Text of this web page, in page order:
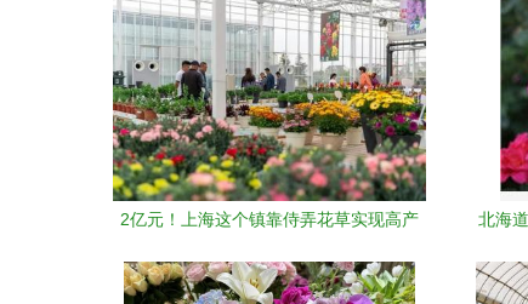
2亿元！上海这个镇靠侍弄花草实现高产
北海